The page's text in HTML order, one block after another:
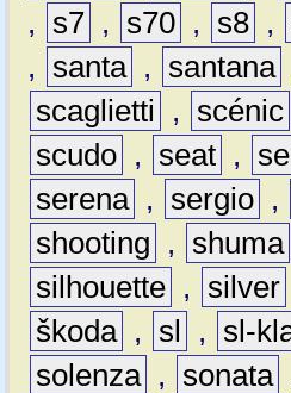
,
s7 , s70 , s8 ,
,
santa , santana
scaglietti
, scénic
scudo , seat ,
serena , sergio ,
shooting
, shuma
silhouette , silver
škoda , sl , sl-
solenza , sonata